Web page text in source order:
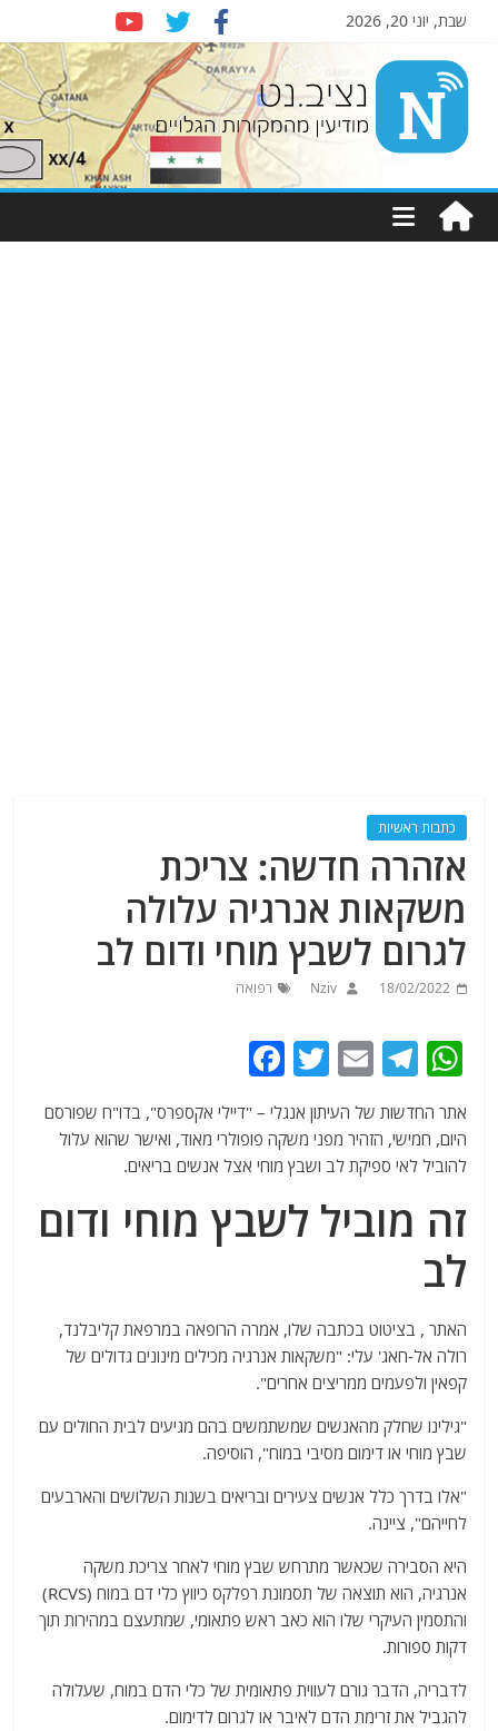
שבת, יוני 20, 2026
Nziv.net
מודיעין
מהמקורות
כתבות ראשיות
אזהרה חדשה: צריכת
משקאות אנרגיה עלולה
לגרום לשבץ מוחי ודום לב
18/02/2022
Nziv רפואה
W
at
s
A
p
p
T
el
e
g
ra
m
E
ai
l
T
w
itt
er
c
e
b
o
אתר החדשות של העיתון אנגלי – "דיילי אקספרס", בדו"ח שפורסם
היום, חמישי, הזהיר מפני משקה פופולרי מאוד, ואישר שהוא עלול
להוביל לאי ספיקת לב ושבץ מוחי אצל אנשים בריאים.
זה מוביל לשבץ מוחי ודום
לב
האתר , בציטוט בכתבה שלו, אמרה הרופאה במרפאת קליבלנד,
רולה אל-חאג' עלי: "משקאות אנרגיה מכילים מינונים גדולים של
קפאין ולפעמים ממריצים אחרים".
"גילינו שחלק מהאנשים שמשתמשים בהם מגיעים לבית החולים עם
שבץ מוחי או דימום מסיבי במוח", הוסיפה.
"אלו בדרך כלל אנשים צעירים ובריאים בשנות השלושים והארבעים
לחייהם", ציינה.
היא הסבירה שכאשר מתרחש שבץ מוחי לאחר צריכת משקה
אנרגיה, הוא תוצאה של תסמונת רפלקס כיווץ כלי דם במוח (RCVS)
והתסמין העיקרי שלו הוא כאב ראש פתאומי, שמתעצם במהירות תוך
דקות ספורות.
לדבריה, הדבר גורם לעווית פתאומית של כלי הדם במוח, שעלולה
להגביל את זרימת הדם לאיבר או לגרום לדימום.